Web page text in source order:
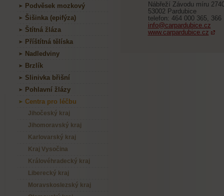
Podvěsek mozkový
Šišinka (epifýza)
Štítná žláza
Příštítná tělíska
Nadledviny
Brzlík
Slinivka břišní
Pohlavní žlázy
Centra pro léčbu
Jihočeský kraj
Jihomoravský kraj
Karlovarský kraj
Kraj Vysočina
Královéhradecký kraj
Liberecký kraj
Moravskoslezský kraj
Nábřeží Závodu míru
53002 Pardubice
telefon: 464 000 365, 366
info@carpardubice.cz
www.carpardubice.cz